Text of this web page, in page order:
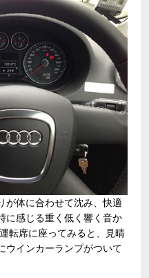
が体に合わせて沈み、快適
に感じる重く低く響く音か
転席に座ってみると、見晴
ウインカーランプがついて